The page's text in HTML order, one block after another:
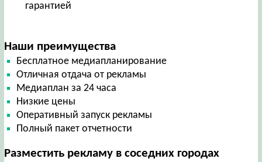
гарантией
Наши преимущества
Бесплатное медиапланирование
Отличная отдача от рекламы
Медиаплан за 24 часа
Низкие цены
Оперативный запуск рекламы
Полный пакет отчетности
Разместить рекламу в соседних городах